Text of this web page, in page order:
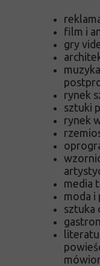
film i
gry
rynek
sztuki
rynek
media
moda i
sztuka